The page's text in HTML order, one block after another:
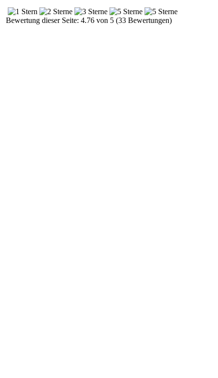
Bewertung dieser Seite: 4.76 von 5 (33 Bewertungen)